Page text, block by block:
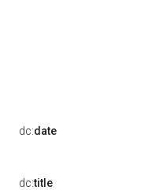
dc:date
dc:title